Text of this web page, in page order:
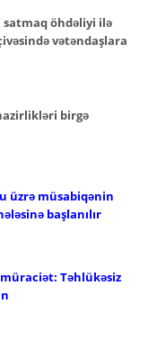
öhdəliyi ilə
vətəndaşlara
birgə
üzrə müsabiqənin
başlanılır
Təhlükəsiz